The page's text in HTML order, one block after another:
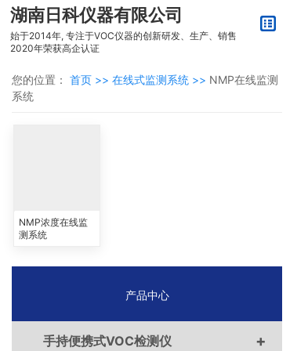
湖南日科仪器有限公司
始于2014年, 专注于VOC仪器的创新研发、生产、销售
2020年荣获高企认证
您的位置： 首页 >> 在线式监测系统 >> NMP在线监测
系统
NMP浓度在线监
测系统
产品中心
手持便携式VOC检测仪 +